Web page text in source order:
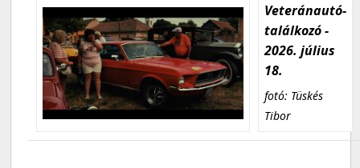
Veteránautó-
találkozó -
2026. július
18.
fotó: Tüskés
Tibor